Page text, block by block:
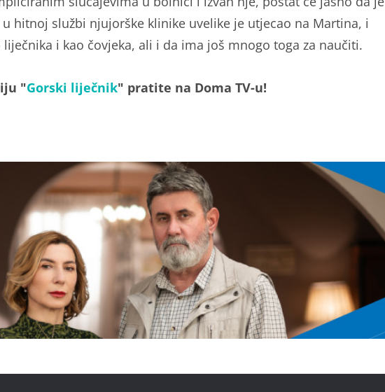
u hitnoj službi njujorške klinike uvelike je utjecao na Martina, i
liječnika i kao čovjeka, ali i da ima još mnogo toga za naučiti.
"Gorski liječnik" pratite na Doma TV-u!